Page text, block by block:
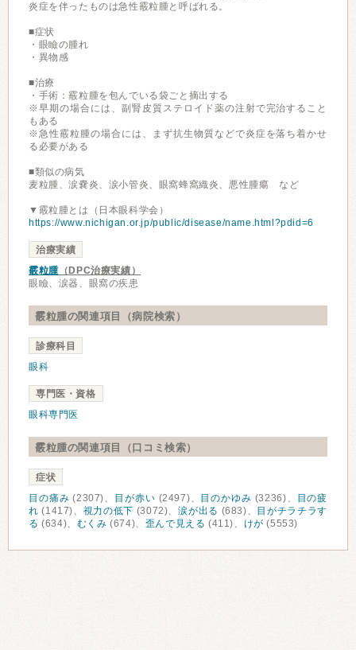
炎症を伴ったものは急性霰粒腫と呼ばれる。
■症状
・眼瞼の腫れ
・異物感
■治療
・手術：霰粒腫を包んでいる袋ごと摘出する
※早期の場合には、副腎皮質ステロイド薬の注射で完治すること
もある
※急性霰粒腫の場合には、まず抗生物質などで炎症を落ち着かせ
る必要がある
■類似の病気
麦粒腫、涙嚢炎、涙小管炎、眼窩蜂窩織炎、悪性腫瘍 など
▼霰粒腫とは（日本眼科学会）
https://www.nichigan.or.jp/public/disease/name.html?pdid=6
治療実績
霰粒腫（DPC治療実績）
眼瞼、涙器、眼窩の疾患
霰粒腫の関連項目（病院検索）
診療科目
眼科
専門医・資格
眼科専門医
霰粒腫の関連項目（口コミ検索）
症状
目の痛み (2307)、 目が赤い (2497)、 目のかゆみ (3236)、
目の疲
れ (1417)、 視力の低下 (3072)、涙が出る (683)、
目がチラチラす
る (634)、 むくみ (674)、 歪んで見える (411)、 けが (5553)